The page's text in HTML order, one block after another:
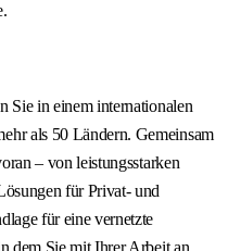
Sie in einem internationalen
als 50 Ländern. Gemeinsam
– von leistungsstarken
für Privat- und
für eine vernetzte